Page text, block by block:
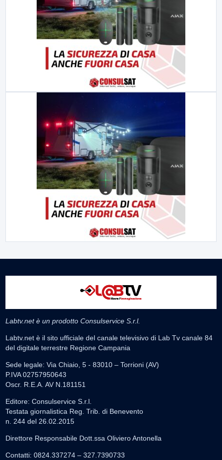
Labtv.net è un prodotto Consulservice S.r.l.
Labtv.net è il sito ufficiale del canale televisivo di Lab Tv canale 84
del digitale terrestre Regione Campania
Sede legale: Via Chiaio, 5 - 83010 – Torrioni (AV)
P.IVA 02757950643
Oscr. R.E.A. AV N.181151
Editore: Consulservice S.r.l.
Testata giornalistica Reg. Trib. di Benevento
n. 244 del 26.02.2015
Direttore Responsabile Dott.ssa Oliviero Antonella
Contatti: 0824.337274 – 327.7390733